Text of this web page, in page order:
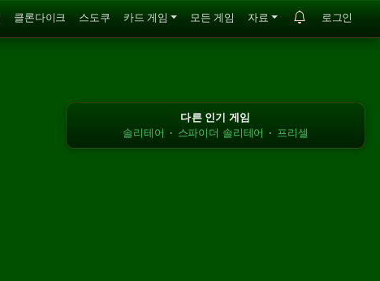
클론다이크 스도쿠 카드 게임 모든 게임 자료 로그인
다른 인기 게임
솔리테어 · 스파이더 솔리테어 · 프리셀